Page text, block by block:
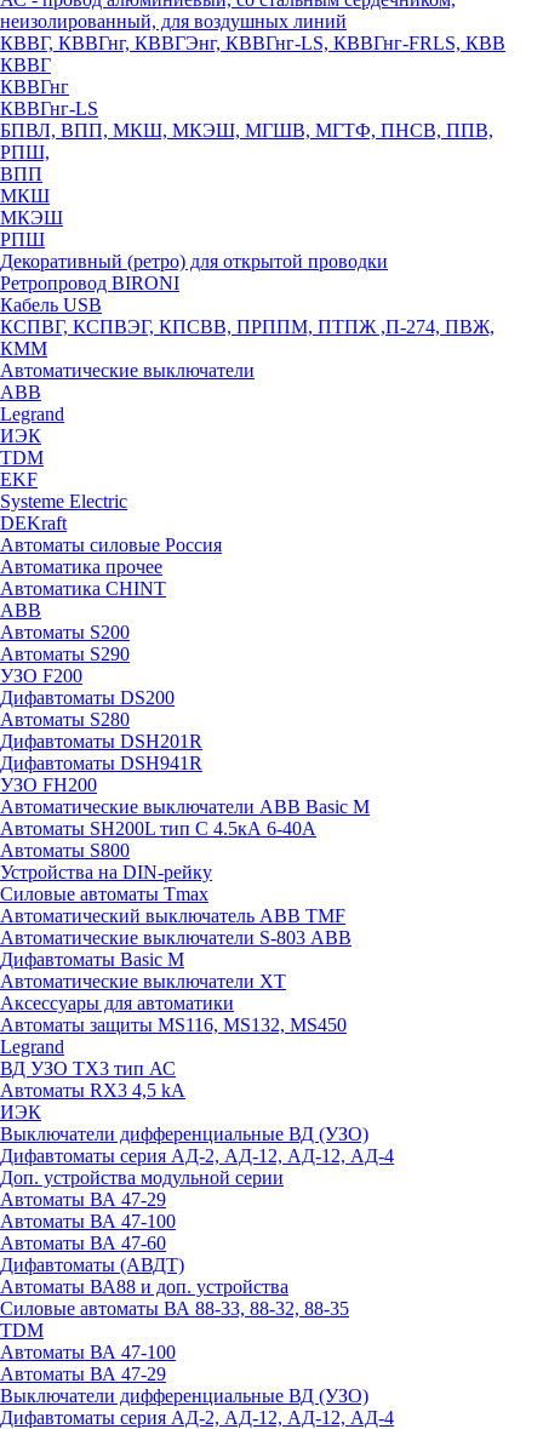
неизолированный, для воздушных линий
КВВГ, КВВГнг, КВВГЭнг, КВВГнг-LS, КВВГнг-FRLS, КВВ
КВВГ
КВВГнг
КВВГнг-LS
БПВЛ, ВПП, МКШ, МКЭШ, МГШВ, МГТФ, ПНСВ, ППВ,
РПШ,
ВПП
МКШ
МКЭШ
РПШ
Декоративный (ретро) для открытой проводки
Ретропровод BIRONI
Кабель USB
КСПВГ, КСПВЭГ, КПСВВ, ПРППМ, ПТПЖ ,П-274, ПВЖ,
КММ
Автоматические выключатели
ABB
Legrand
ИЭК
TDM
EKF
Systeme Electric
DEKraft
Автоматы силовые Россия
Автоматика прочее
Автоматика CHINT
ABB
Автоматы S200
Автоматы S290
УЗО F200
Дифавтоматы DS200
Автоматы S280
Дифавтоматы DSH201R
Дифавтоматы DSH941R
УЗО FH200
Автоматические выключатели ABB Basic M
Автоматы SH200L тип С 4.5кА 6-40А
Автоматы S800
Устройства на DIN-рейку
Силовые автоматы Tmax
Автоматический выключатель ABB TMF
Автоматические выключатели S-803 АВВ
Дифавтоматы Basic M
Автоматические выключатели XT
Аксессуары для автоматики
Автоматы защиты MS116, MS132, MS450
Legrand
ВД УЗО TX3 тип АС
Автоматы RX3 4,5 kA
ИЭК
Выключатели дифференциальные ВД (УЗО)
Дифавтоматы серия АД-2, АД-12, АД-12, АД-4
Доп. устройства модульной серии
Автоматы ВА 47-29
Автоматы ВА 47-100
Автоматы ВА 47-60
Дифавтоматы (АВДТ)
Автоматы ВА88 и доп. устройства
Силовые автоматы ВА 88-33, 88-32, 88-35
TDM
Автоматы ВА 47-100
Автоматы ВА 47-29
Выключатели дифференциальные ВД (УЗО)
Дифавтоматы серия АД-2, АД-12, АД-12, АД-4